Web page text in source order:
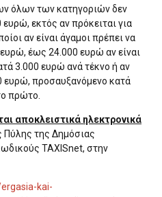
όλων των κατηγοριών δεν
εκτός αν πρόκειται για
αν είναι άγαμοι πρέπει να
έως 24.000 ευρώ αν είναι
3.000 ευρώ ανά τέκνο ή αν
ευρώ, προσαυξανόμενο κατά
πρώτο.
αποκλειστικά ηλεκτρονικά
Πύλης της Δημόσιας
TAXISnet, στην
kai-